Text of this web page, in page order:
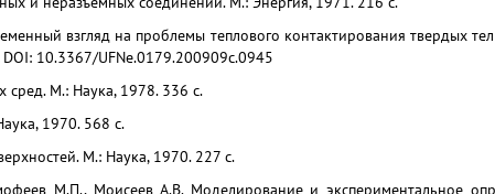
взгляд на проблемы теплового контактирования твердых
10.3367/UFNe.0179.200909c.0945
сред. М.: Наука, 1978. 336 с.
1970. 568 с.
М.: Наука, 1970. 227 с.
М.П., Моисеев А.В. Моделирование и экспериментальное